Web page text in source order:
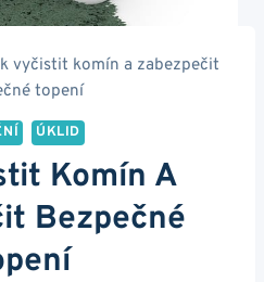
vyčistit komín a zabezpečit
topení
ÚKLID
Komín A
Bezpečné